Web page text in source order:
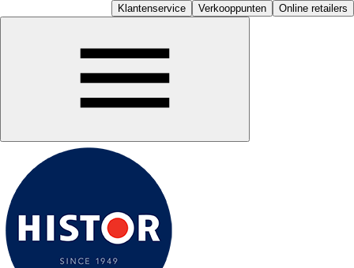
Klantenservice Verkooppunten Online retailers